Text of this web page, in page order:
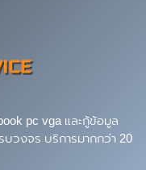
pc vga และกู้ข้อมูล
บวงจร บริการมากกว่า 20